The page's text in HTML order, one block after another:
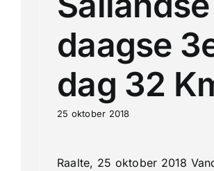
daagse
dag 32
25 oktober 2018
Raalte, 25 oktober 2018